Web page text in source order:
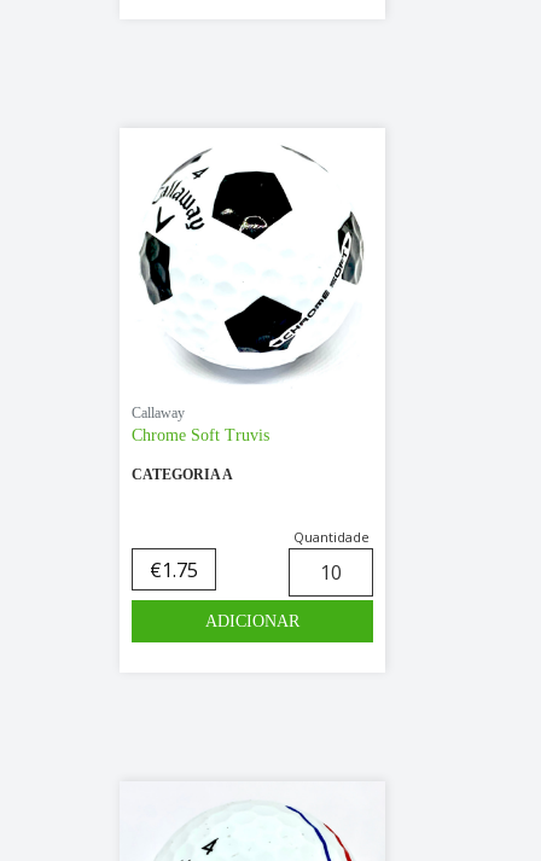
Callaway
Chrome Soft Truvis
CATEGORIA A
€1.75
Quantidade